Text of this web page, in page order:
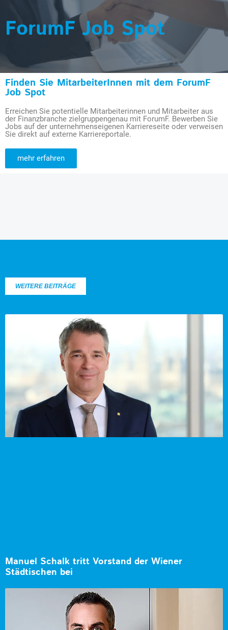
ForumF Job Spot
Finden Sie MitarbeiterInnen mit dem ForumF
Job Spot
Erreichen Sie potentielle Mitarbeiterinnen und Mitarbeiter aus
der Finanzbranche zielgruppengenau mit ForumF. Bewerben Sie
Jobs auf der unternehmenseigenen Karriereseite oder verweisen
Sie direkt auf externe Karriereportale.
mehr erfahren
WEITERE BEITRÄGE
Manuel Schalk tritt Vorstand der Wiener
Städtischen bei